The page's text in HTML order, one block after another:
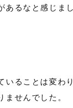
あるなと感じま
いることは変わ
せんでした。